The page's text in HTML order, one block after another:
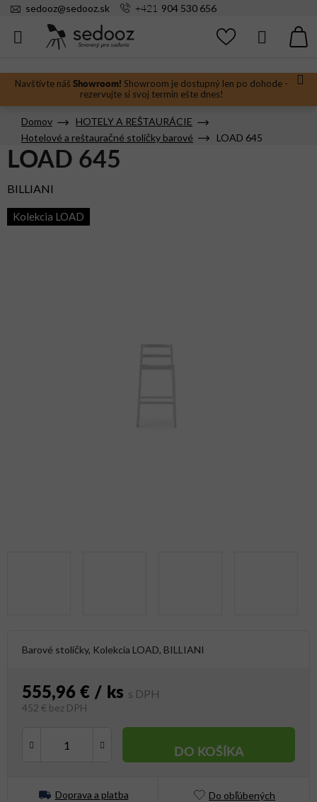
Prejsť
Navštívte náš Showroom! Showroom je dostupný len po dohode -
rezervujte si svoj termín ešte dnes!
sedooz@sedooz.sk +421 904 530 656
Hľadať
Domov
HOTELY A REŠTAURÁCIE
Hotelové a reštauračné stoličky barové
LOAD 645
Barové stoličky, Kolekcia LOAD, BILLIANI
555,96 € / ks
452 € bez DPH
DO KOŠÍKA
Doprava a platba Do obľúbených
LOAD 645
BILLIANI
Kolekcia LOAD